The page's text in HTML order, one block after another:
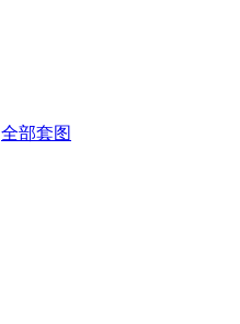
全部套图